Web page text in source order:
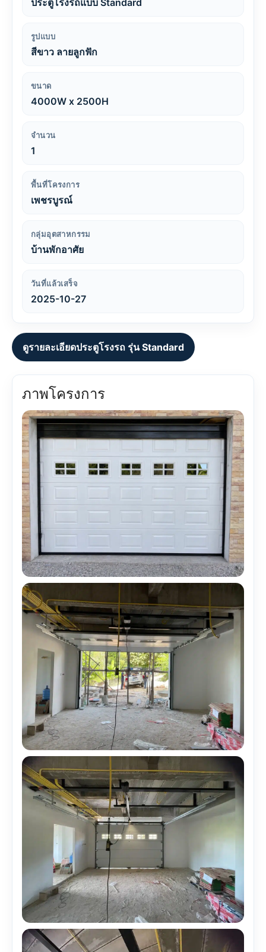
รูปแบบ
สีขาว ลายลูกฟัก
ขนาด
4000W x 2500H
จำนวน
1
พื้นที่โครงการ
เพชรบูรณ์
กลุ่มอุตสาหกรรม
บ้านพักอาศัย
วันที่แล้วเสร็จ
2025-10-27
ดูรายละเอียดประตูโรงรถ รุ่น Standard
ภาพโครงการ